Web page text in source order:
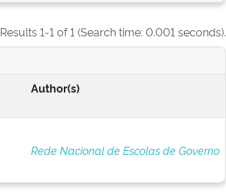
Results 1-1 of 1 (Search time: 0.001 seconds).
Author(s)
Rede Nacional de Escolas de Governo